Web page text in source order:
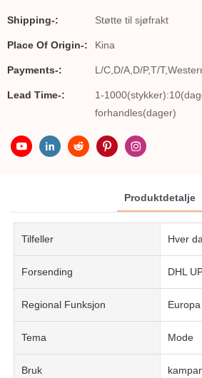
Shipping-: Støtte til sjøfrakt
Place Of Origin-: Kina
Payments-: L/C,D/A,D/P,T/
Lead Time-:
1-
forhandles(dager)
Produktdetalje
Tilfeller Hver
Forsending DHL
Regional Funksjon Europa
Tema Mode
Bruk